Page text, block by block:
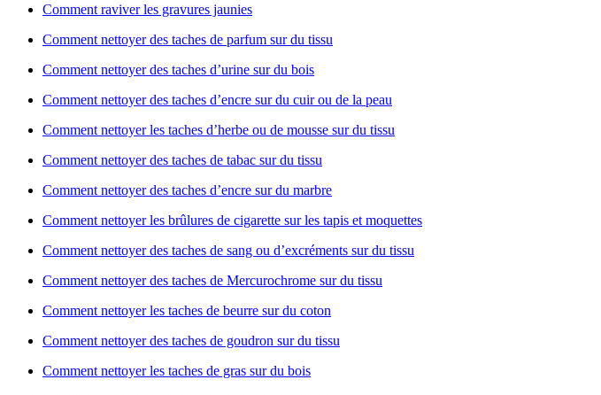
Comment raviver les gravures jaunies
Comment nettoyer des taches de parfum sur du tissu
Comment nettoyer des taches d’urine sur du bois
Comment nettoyer des taches d’encre sur du cuir ou de la peau
Comment nettoyer les taches d’herbe ou de mousse sur du tissu
Comment nettoyer des taches de tabac sur du tissu
Comment nettoyer des taches d’encre sur du marbre
Comment nettoyer les brûlures de cigarette sur les tapis et moquettes
Comment nettoyer des taches de sang ou d’excréments sur du tissu
Comment nettoyer des taches de Mercurochrome sur du tissu
Comment nettoyer les taches de beurre sur du coton
Comment nettoyer des taches de goudron sur du tissu
Comment nettoyer les taches de gras sur du bois